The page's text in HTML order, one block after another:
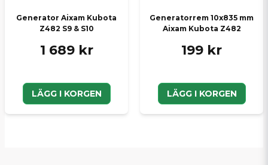
Generator Aixam Kubota
Z482 S9 & S10
1 689 kr
LÄGG I KORGEN
Generatorrem 10x835 mm
Aixam Kubota Z482
199 kr
LÄGG I KORGEN